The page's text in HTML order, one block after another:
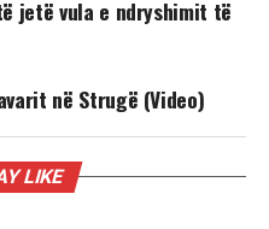
jetë vula e ndryshimit të
në Strugë (Video)
LIKE